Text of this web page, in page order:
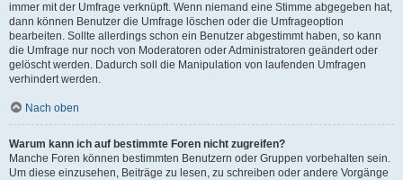
immer mit der Umfrage verknüpft. Wenn niemand eine Stimme abgegeben hat,
dann können Benutzer die Umfrage löschen oder die Umfrageoption
bearbeiten. Sollte allerdings schon ein Benutzer abgestimmt haben, so kann
die Umfrage nur noch von Moderatoren oder Administratoren geändert oder
gelöscht werden. Dadurch soll die Manipulation von laufenden Umfragen
verhindert werden.
Nach oben
Warum kann ich auf bestimmte Foren nicht zugreifen?
Manche Foren können bestimmten Benutzern oder Gruppen vorbehalten sein.
Um diese einzusehen, Beiträge zu lesen, zu schreiben oder andere Vorgänge